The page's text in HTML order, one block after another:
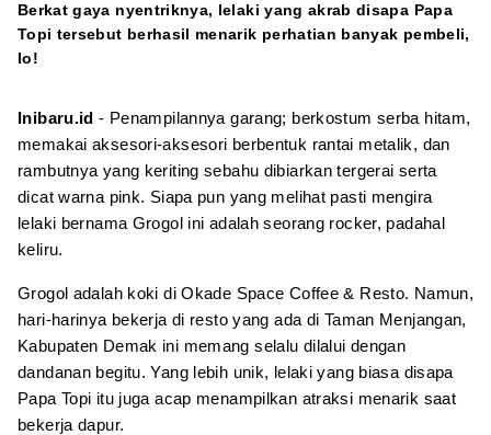
Berkat gaya nyentriknya, lelaki yang akrab disapa Papa
Topi tersebut berhasil menarik perhatian banyak pembeli,
lo!
Inibaru.id- Penampilannya garang; berkostum serba hitam,
memakai aksesori-aksesori berbentuk rantai metalik, dan
rambutnya yang keriting sebahu dibiarkan tergerai serta
dicat warna pink. Siapa pun yang melihat pasti mengira
lelaki bernama Grogol ini adalah seorang rocker, padahal
keliru.
Grogol adalah koki di Okade Space Coffee & Resto. Namun,
hari-harinya bekerja di resto yang ada di Taman Menjangan,
Kabupaten Demak ini memang selalu dilalui dengan
dandanan begitu. Yang lebih unik, lelaki yang biasa disapa
Papa Topi itu juga acap menampilkan atraksi menarik saat
bekerja dapur.